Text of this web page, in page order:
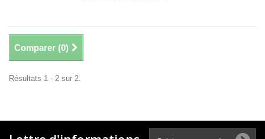
Comparer (0)
Résultats 1 - 2 sur 2.